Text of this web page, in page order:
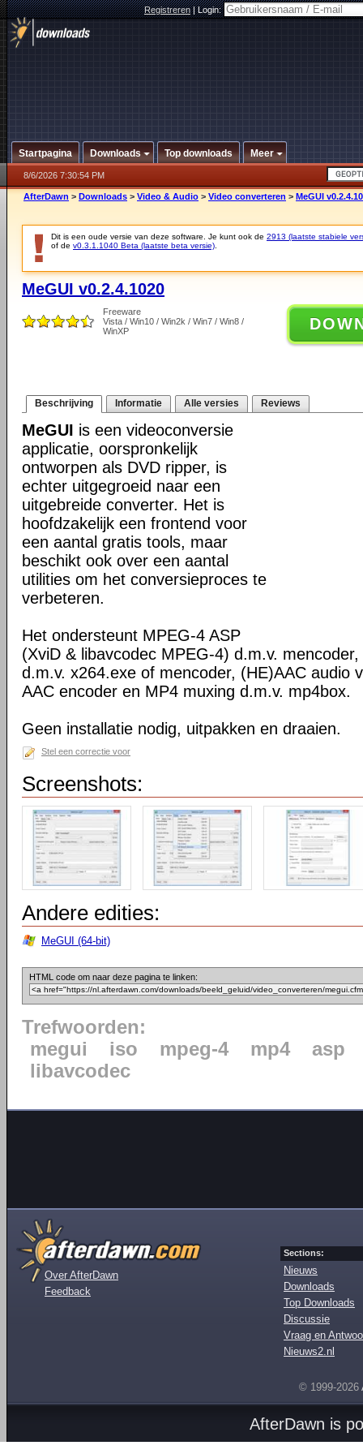
Registreren|Login:
Startpagina Downloads Top downloads Meer
8/6/2026 7:30:54 PM
AfterDawn > Downloads > Video & Audio > Video converteren > MeGUI
Dit is een oude versie van deze software. Je kunt ook de 2913 (laatste stabiele
of de v0.3.1.1040 Beta (laatste beta versie)
MeGUI v0.2.4.1020
Freeware
Vista / Win10 / Win2k / Win7 / Win8 /
WinXP
Beschrijving Informatie Alle versies Reviews
MeGUI is een videoconversie
applicatie, oorspronkelijk
ontworpen als DVD ripper, is
echter uitgegroeid naar een
uitgebreide converter. Het is
hoofdzakelijk een frontend voor
een aantal gratis tools, maar
beschikt ook over een aantal
utilities om het conversieproces te
verbeteren.
Het ondersteunt MPEG-4 ASP
(XviD & libavcodec MPEG-4) d.m.v.
d.m.v. x264.exe of mencoder, (HE)AAC audio
AAC encoder en MP4 muxing d.m.v. mp4box.
Geen installatie nodig, uitpakken en draaien.
Stel een correctie voor
Screenshots:
Andere edities:
MeGUI (64-bit)
HTML code om naar deze pagina te linken:
Trefwoorden:
megui
iso mpeg-4 mp4
asp
libavcodec
Over AfterDawn
Feedback
Sections:
Nieuws
Downloads
Top Downloads
Discussie
Vraag en
Nieuws2.nl
© 1999-2026
AfterDawn is